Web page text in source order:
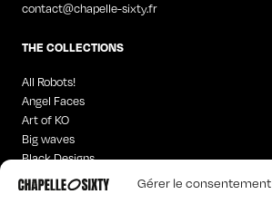
Gérer le consentement
contact@chapelle-sixty.fr
THE COLLECTIONS
All Robots!
Angel Faces
Art of KO
Big waves
Black Designs
Curious Words